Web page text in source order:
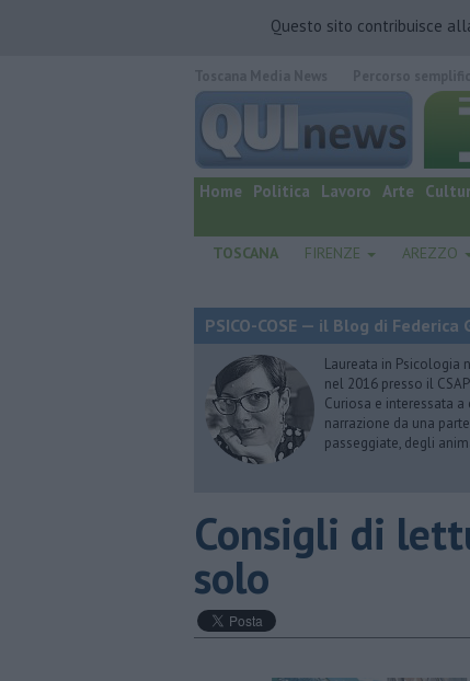
Questo sito contribuisce
quotidiano online.
Home Politica Lavoro Arte
TOSCANA FIRENZE AREZZO
PSICO-COSE — il Blog di Federica
Laureata in Psicologia
nel 2016 presso il
Curiosa e interessata
narrazione da una
passeggiate, degli
​Consigli di
solo